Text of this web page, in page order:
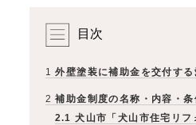
目次
1 外壁塗装に補助金を交付す
2 補助金制度の名称・内容・条
2.1 犬山市「犬山市住宅リフ